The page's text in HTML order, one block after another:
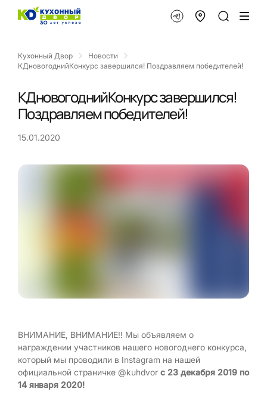
Кухонный Двор
Новости
КДновогоднийКонкурс завершился! Поздравляем победителей!
КДновогоднийКонкурс завершился!
Поздравляем победителей!
15.01.2020
ВНИМАНИЕ, ВНИМАНИЕ!! Мы объявляем о
награждении участников нашего новогоднего конкурса,
который мы проводили в Instagram на нашей
официальной страничке @kuhdvor с 23 декабря 2019 по
14 января 2020!